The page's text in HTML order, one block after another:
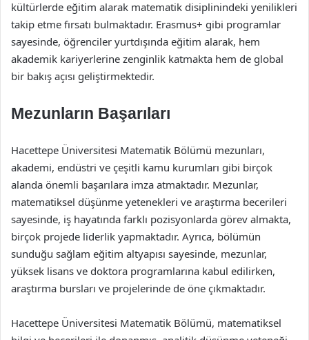
kültürlerde eğitim alarak matematik disiplinindeki yenilikleri
takip etme fırsatı bulmaktadır. Erasmus+ gibi programlar
sayesinde, öğrenciler yurtdışında eğitim alarak, hem
akademik kariyerlerine zenginlik katmakta hem de global
bir bakış açısı geliştirmektedir.
Mezunların Başarıları
Hacettepe Üniversitesi Matematik Bölümü mezunları,
akademi, endüstri ve çeşitli kamu kurumları gibi birçok
alanda önemli başarılara imza atmaktadır. Mezunlar,
matematiksel düşünme yetenekleri ve araştırma becerileri
sayesinde, iş hayatında farklı pozisyonlarda görev almakta,
birçok projede liderlik yapmaktadır. Ayrıca, bölümün
sunduğu sağlam eğitim altyapısı sayesinde, mezunlar,
yüksek lisans ve doktora programlarına kabul edilirken,
araştırma bursları ve projelerinde de öne çıkmaktadır.
Hacettepe Üniversitesi Matematik Bölümü, matematiksel